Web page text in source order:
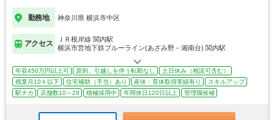
勤務地 神奈川県 横浜市中区
アクセス
ＪＲ根岸線 関内駅
横浜市営地下鉄ブルーライン(あざみ野－湘南台) 関内駅
年収450万円以上可 原則、引越しを伴う転勤なし
土日休み（相談可含む）
残業月10ｈ以下
住宅補助（手当）あり 産休・育休取得実績有り
スキルアップ
駅チカ
店舗数10～29 積極採用中 年間休日120日以上 管理職候補